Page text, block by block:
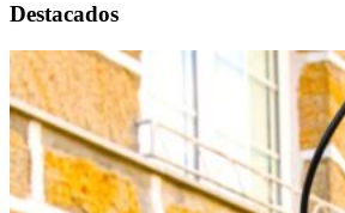
Destacados